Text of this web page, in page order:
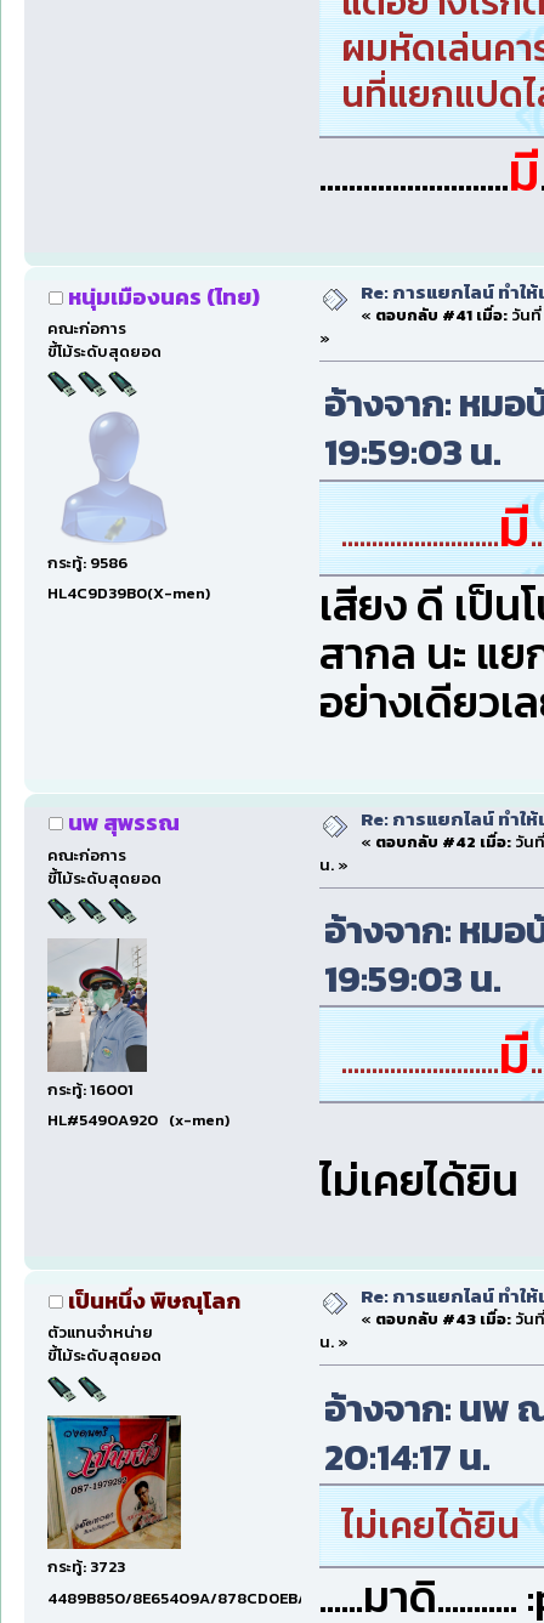
ผมหัดเล่นคา
นที่แยกแปด
..........................มี
หนุ่มเมืองนคร (ไทย)
คณะก่อการ
ขี้โม้ระดับสุดยอด
กระทู้: 9586
HL4C9D39B0(X-men)
Re: การแยกไลน์ ทำใ
« ตอบกลับ #41 เมื่อ:วันที่
»
อ้างจาก: หมอ
19:59:03 น.
..........................มี
เสียง ดี เป็น
สากล นะ แย
อย่างเดียวเ
นพ สุพรรณ
คณะก่อการ
ขี้โม้ระดับสุดยอด
กระทู้: 16001
HL#5490A920 (x-men)
Re: การแยกไลน์ ทำใ
« ตอบกลับ #42 เมื่อ:วันที่
น. »
อ้างจาก: หมอ
19:59:03 น.
..........................มี
ไม่เคยได้ยิน
เป็นหนึ่ง พิษณุโลก
ตัวแทนจำหน่าย
ขี้โม้ระดับสุดยอด
กระทู้: 3723
4489B850/8E65409A/878CD0EB/6E61CE55/70876DD8/80008
Re: การแยกไลน์ ทำใ
« ตอบกลับ #43 เมื่อ:วันที่
น. »
อ้างจาก: นพ
20:14:17 น.
ไม่เคยได้ยิน
......มาดิ